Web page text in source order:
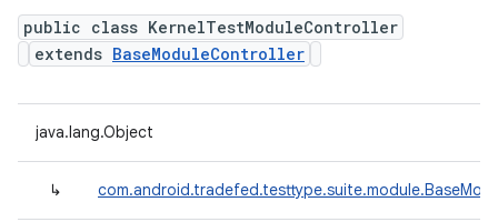
public class KernelTestModuleController
extends BaseModuleController
java.lang.Object
↳